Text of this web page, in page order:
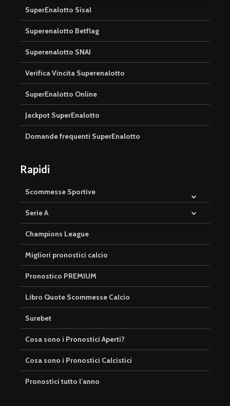
SuperEnalotto Sisal
Superenalotto Betflag
Superenalotto SNAI
Verifica Vincita Superenalotto
SuperEnalotto Online
Jackpot SuperEnalotto
Domande frequenti SuperEnalotto
Rapidi
Scommesse Sportive
Serie A
Champions League
Migliori pronostici calcio
Pronostico PREMIUM
Libro Quote Scommesse Calcio
Surebet
Cosa sono i Pronostici Aperti?
Cosa sono i Pronostici Calcistici
Pronostici tutto l’anno